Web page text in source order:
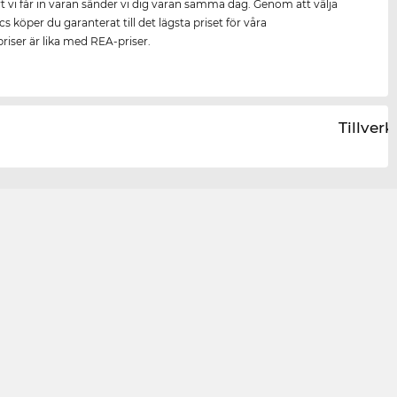
vi får in varan sänder vi dig varan samma dag. Genom att välja
köper du garanterat till det lägsta priset för våra
är lika med REA-priser.